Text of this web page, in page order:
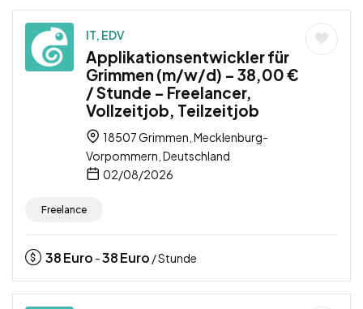
IT, EDV
Applikationsentwickler für
Grimmen (m/w/d) – 38,00 €
/ Stunde – Freelancer,
Vollzeitjob, Teilzeitjob
18507 Grimmen, Mecklenburg-
Vorpommern, Deutschland
02/08/2026
Freelance
38Euro -38Euro / Stunde